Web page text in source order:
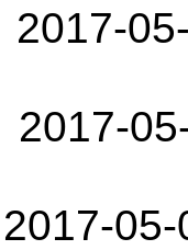
2017-
2017-
2017-